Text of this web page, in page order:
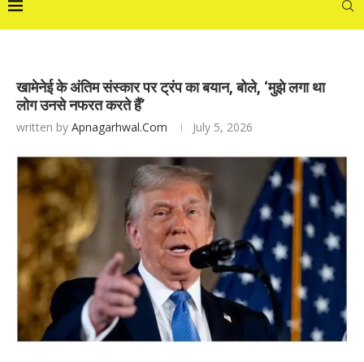
खामेनेई के अंतिम संस्कार पर ट्रंप का बयान, बोले, ‘मुझे लगा था
लोग उनसे नफरत करते हैं’
written by Apnagarhwal.com July 5, 2026